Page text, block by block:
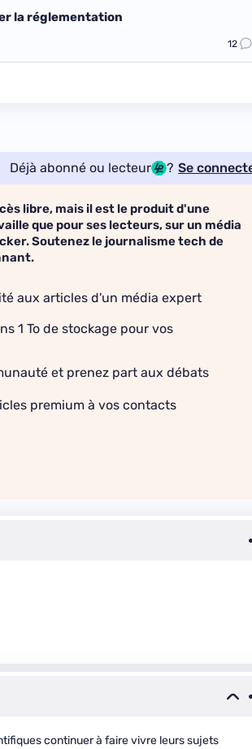
la réglementation
12
Déjà abonné ou lecteur ? Se
libre, mais il est le produit d'une
que pour ses lecteurs, sur un média
Soutenez le journalisme tech de
aux articles d'un média expert
1 To de stockage pour vos
et prenez part aux débats
premium à vos contacts
continuer à faire vivre leurs sujets